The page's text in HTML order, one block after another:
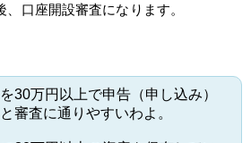
口座開設審査になります。
30万円以上で申告（申し込み）
審査に通りやすいわよ。